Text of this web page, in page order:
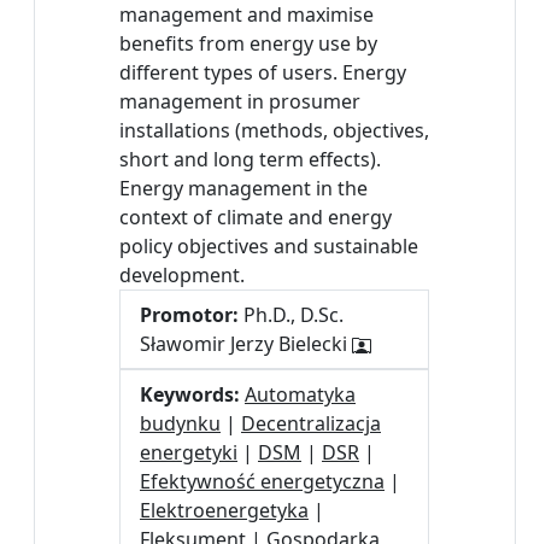
management and maximise
benefits from energy use by
different types of users. Energy
management in prosumer
installations (methods, objectives,
short and long term effects).
Energy management in the
context of climate and energy
policy objectives and sustainable
development.
Promotor: Ph.D., D.Sc.
Sławomir Jerzy Bielecki
Keywords: Automatyka
budynku | Decentralizacja
energetyki | DSM | DSR |
Efektywność energetyczna |
Elektroenergetyka |